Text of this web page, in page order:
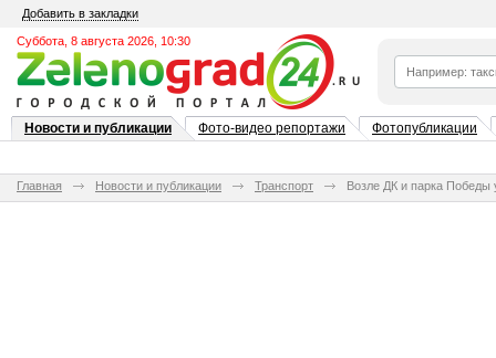
Добавить в закладки
Суббота, 8 августа 2026, 10:30
Новости и публикации Фото-видео репортажи Фотопубликации
Главная Новости и публикации Транспорт Возле ДК и парка Победы